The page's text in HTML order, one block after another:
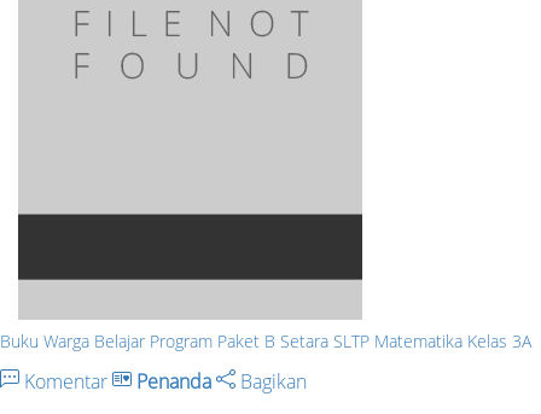
Buku Warga Belajar Program Paket B Setara SLTP Matematika Kelas 3A
Komentar Penanda Bagikan